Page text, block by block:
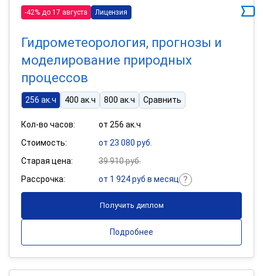
-42% до 17 августа Лицензия
Гидрометеорология, прогнозы и
моделирование природных
процессов
256 ак.ч 400 ак.ч 800 ак.ч Сравнить
Кол-во часов:
от 256 ак.ч
Стоимость:
от 23 080 руб.
Старая цена:
39 910 руб.
Рассрочка:
от 1 924 руб в месяц
Получить диплом
Подробнее